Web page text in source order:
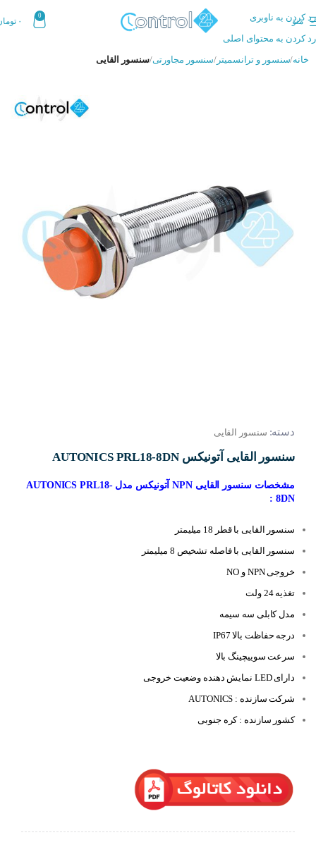
رد کردن به ناوبری
رد کردن به محتوای اصلی
منو
0
۰
خانه سنسور و ترانسمیتر سنسور مجاورتی سنسور القایی
دسته: سنسور القایی
سنسور القایی آتونیکس AUTONICS PRL18-8DN
مشخصات سنسور القایی NPN آتونیکس مدل AUTONICS PRL18-
8DN :
سنسور القایی با قطر 18 میلیمتر
سنسور القایی با فاصله تشخیص 8 میلیمتر
خروجی NPN و NO
تغذیه 24 ولت
مدل کابلی سه سیمه
درجه حفاظت بالا IP67
سرعت سوییچینگ بالا
دارای LED نمایش دهنده وضعیت خروجی
شرکت سازنده : AUTONICS
کشور سازنده : کره جنوبی